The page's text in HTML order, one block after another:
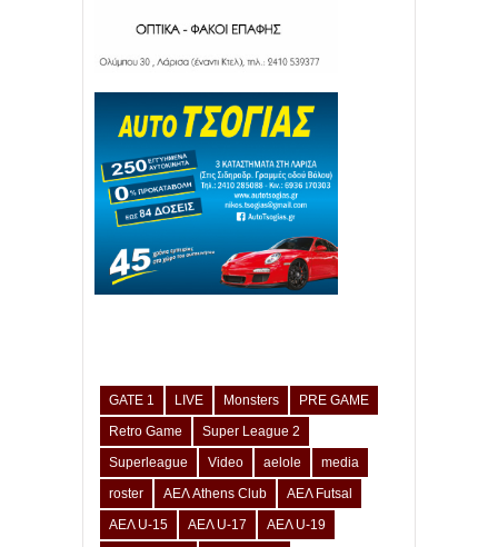
GATE 1 LIVE Monsters
PRE GAME
Retro Game
Super League 2
Superleague
Video aelole
media
roster
ΑΕΛ Athens Club
ΑΕΛ Futsal
ΑΕΛ U-15
ΑΕΛ U-17 ΑΕΛ U-19